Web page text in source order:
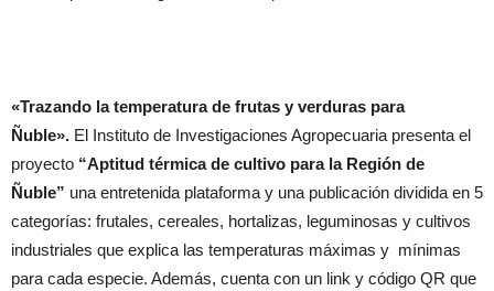
«Trazando la temperatura de frutas y verduras para
Ñuble». El Instituto de Investigaciones Agropecuaria presenta el
proyecto “Aptitud térmica de cultivo para la Región de
Ñuble” una entretenida plataforma y una publicación dividida en 5
categorías: frutales, cereales, hortalizas, leguminosas y cultivos
industriales que explica las temperaturas máximas y mínimas
para cada especie. Además, cuenta con un link y código QR que